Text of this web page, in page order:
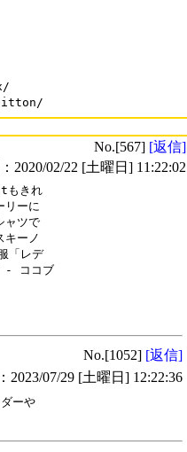
No.[567] [返信]
2020/02/22 [土曜日] 11:22:02
もきれ
リーに
ャツで
キーノ
「レデ
- ココブ
No.[1052] [返信]
2023/07/29 [土曜日] 12:22:36
ーや